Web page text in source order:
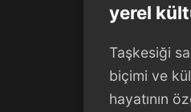
yerel
Taşkesiği
biçimi ve
hayatının